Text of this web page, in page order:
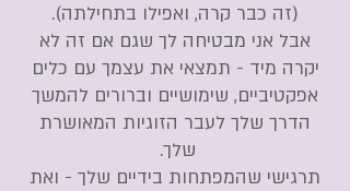
(זה כבר קרה, ואפילו בתחילתה).
אבל אני מבטיחה לך שגם אם זה לא
יקרה מיד - תמצאי את עצמך עם כלים
אפקטיביים, שימושיים וברורים להמשך
הדרך שלך לעבר הזוגיות המאושרת
שלך.
תרגישי שהמפתחות בידיים שלך - ואת